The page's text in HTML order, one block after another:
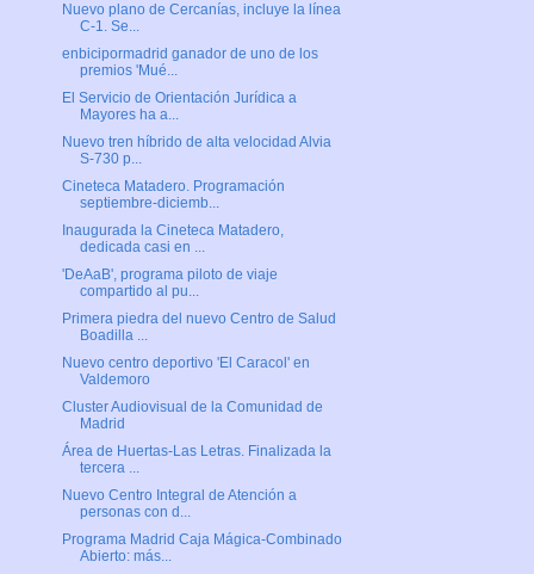
Nuevo plano de Cercanías, incluye la línea
C-1. Se...
enbicipormadrid ganador de uno de los
premios 'Mué...
El Servicio de Orientación Jurídica a
Mayores ha a...
Nuevo tren híbrido de alta velocidad Alvia
S-730 p...
Cineteca Matadero. Programación
septiembre-diciemb...
Inaugurada la Cineteca Matadero,
dedicada casi en ...
'DeAaB', programa piloto de viaje
compartido al pu...
Primera piedra del nuevo Centro de Salud
Boadilla ...
Nuevo centro deportivo 'El Caracol' en
Valdemoro
Cluster Audiovisual de la Comunidad de
Madrid
Área de Huertas-Las Letras. Finalizada la
tercera ...
Nuevo Centro Integral de Atención a
personas con d...
Programa Madrid Caja Mágica-Combinado
Abierto: más...